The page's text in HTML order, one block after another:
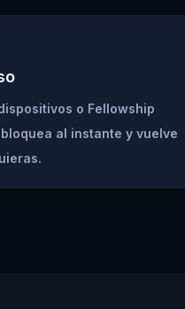
o Fellowship
al instante y vuelve